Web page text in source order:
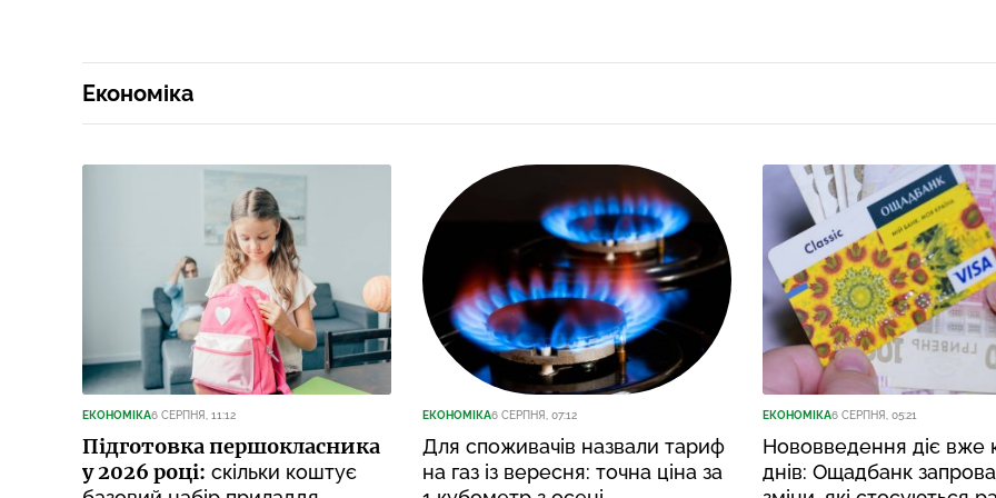
Економіка
ЕКОНОМІКА6 СЕРПНЯ, 11:12
Підготовка першокласника
у 2026 році: скільки коштує
ЕКОНОМІКА6 СЕРПНЯ, 07:12
Для споживачів назвали тариф
на газ із вересня: точна ціна за
ЕКОНОМІКА6 СЕРПНЯ, 05:21
Нововведення діє вже
днів: Ощадбанк